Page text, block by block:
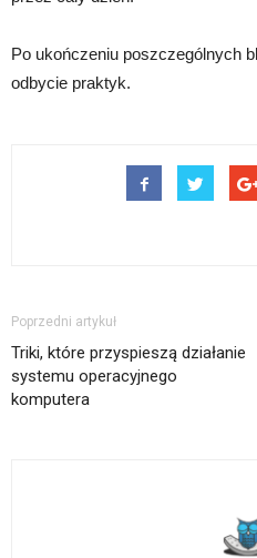
Po ukończeniu poszczególnych
odbycie praktyk.
Poprzedni artykuł
Triki, które przyspieszą działanie
systemu operacyjnego
komputera